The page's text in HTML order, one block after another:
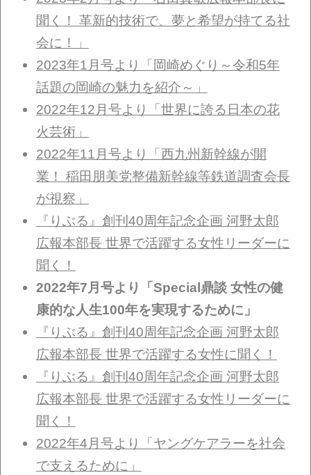
聞く！ 革新的技術で、夢と希望が持てる社
会に！」
2023年1月号より「岡崎めぐり～令和5年
話題の岡崎の魅力を紹介～」
2022年12月号より「世界に誇る日本の花
火芸術」
2022年11月号より「西九州新幹線が開
業！ 稲田朋美党整備新幹線等鉄道調査会長
が視察」
『りぶる』創刊40周年記念企画 河野太郎
広報本部長 世界で活躍する女性リーダーに
聞く！
2022年7月号より「Special鼎談 女性の健
康的な人生100年を実現するために」
『りぶる』創刊40周年記念企画 河野太郎
広報本部長 世界で活躍する女性に聞く！
『りぶる』創刊40周年記念企画 河野太郎
広報本部長 世界で活躍する女性リーダーに
聞く！
2022年4月号より「ヤングケアラーを社会
で支えるために」